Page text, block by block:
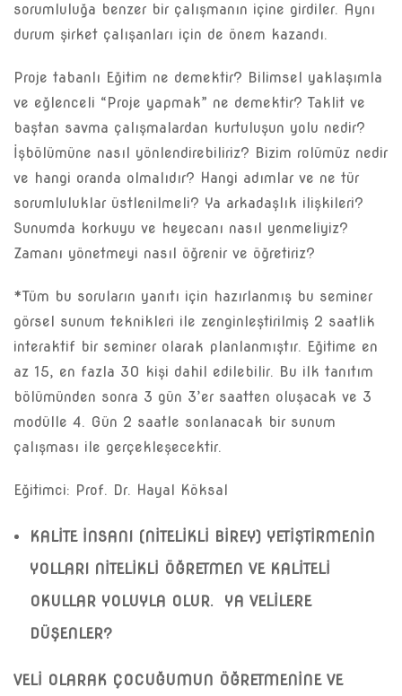
sorumluluğa benzer bir çalışmanın içine girdiler. Aynı
durum şirket çalışanları için de önem kazandı.
Proje tabanlı Eğitim ne demektir? Bilimsel yaklaşımla
ve eğlenceli “Proje yapmak” ne demektir? Taklit ve
baştan savma çalışmalardan kurtuluşun yolu nedir?
İşbölümüne nasıl yönlendirebiliriz? Bizim rolümüz nedir
ve hangi oranda olmalıdır? Hangi adımlar ve ne tür
sorumluluklar üstlenilmeli? Ya arkadaşlık ilişkileri?
Sunumda korkuyu ve heyecanı nasıl yenmeliyiz?
Zamanı yönetmeyi nasıl öğrenir ve öğretiriz?
*Tüm bu soruların yanıtı için hazırlanmış bu seminer
görsel sunum teknikleri ile zenginleştirilmiş 2 saatlik
interaktif bir seminer olarak planlanmıştır. Eğitime en
az 15, en fazla 30 kişi dahil edilebilir. Bu ilk tanıtım
bölümünden sonra 3 gün 3’er saatten oluşacak ve 3
modülle 4. Gün 2 saatle sonlanacak bir sunum
çalışması ile gerçekleşecektir.
Eğitimci: Prof. Dr. Hayal Köksal
KALİTE İNSANI (NİTELİKLİ BİREY) YETİŞTİRMENİN
YOLLARI NİTELİKLİ ÖĞRETMEN VE KALİTELİ
OKULLAR YOLUYLA OLUR. YA VELİLERE
DÜŞENLER?
VELİ OLARAK ÇOCUĞUMUN ÖĞRETMENİNE VE